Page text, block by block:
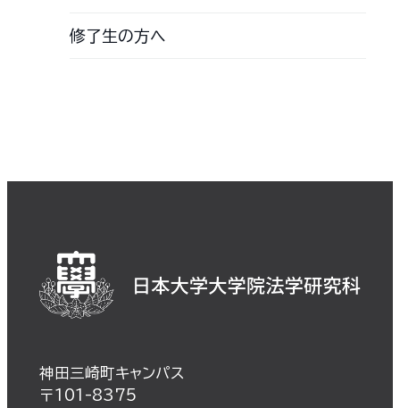
修了生の方へ
神田三崎町キャンパス
〒101-8375